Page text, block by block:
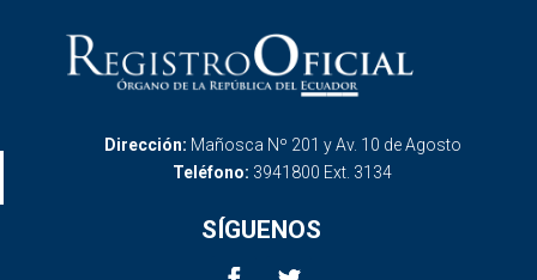
Dirección: Mañosca Nº 201 y Av. 10 de Agosto
Teléfono: 3941800 Ext. 3134
SÍGUENOS